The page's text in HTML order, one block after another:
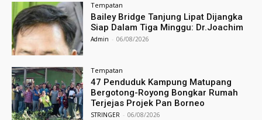
Tempatan
Bailey Bridge Tanjung Lipat Dijangka
Siap Dalam Tiga Minggu: Dr.Joachim
Admin - 06/08/2026
Tempatan
47 Penduduk Kampung Matupang
Bergotong-Royong Bongkar Rumah
Terjejas Projek Pan Borneo
STRINGER - 06/08/2026